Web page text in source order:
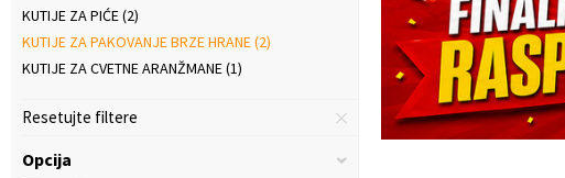
KUTIJE ZA PIĆE(2)
KUTIJE ZA PAKOVANJE BRZE HRANE(2)
KUTIJE ZA CVETNE ARANŽMANE(1)
Resetujte filtere
Opcija